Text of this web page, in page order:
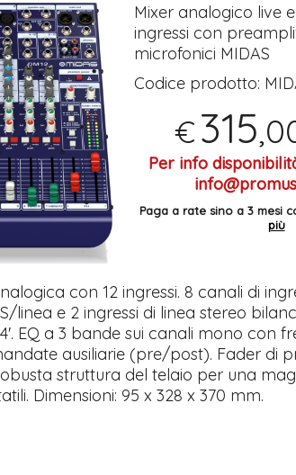
Mixer analogico live
ingressi con
microfonici MIDAS
Codice prodotto:
€315
Per info
Paga a rate sino a 3 mesi
più
con 12 ingressi. 8 canali di
linea e 2 ingressi di linea stereo
EQ a 3 bande sui canali mono con
ausiliarie (pre/post). Fader di
struttura del telaio per una
Dimensioni: 95 x 328 x 370 mm.